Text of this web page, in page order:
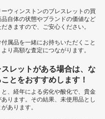
ウィンストンのブレスレットの買
自体の状態やブランドの価値など
きますので、ご安心ください。
属品を一緒にお持ちいただくこと
り高額な査定につながります。
レットがある場合は、な
とをおすすめします！
、経年による劣化や酸化で、貴金
ります。その結果、未使用品とし
あります。